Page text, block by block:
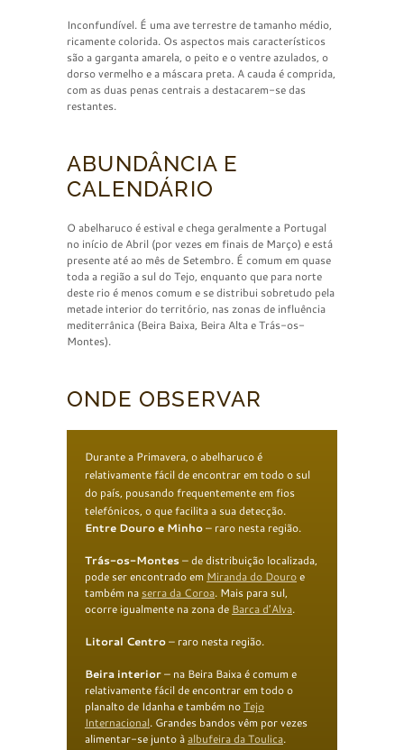
Inconfundível. É uma ave terrestre de tamanho médio,
ricamente colorida. Os aspectos mais característicos
são a garganta amarela, o peito e o ventre azulados, o
dorso vermelho e a máscara preta. A cauda é comprida,
com as duas penas centrais a destacarem-se das
restantes.
ABUNDÂNCIA E
CALENDÁRIO
O abelharuco é estival e chega geralmente a Portugal
no início de Abril (por vezes em finais de Março) e está
presente até ao mês de Setembro. É comum em quase
toda a região a sul do Tejo, enquanto que para norte
deste rio é menos comum e se distribui sobretudo pela
metade interior do território, nas zonas de influência
mediterrânica (Beira Baixa, Beira Alta e Trás-os-
Montes).
ONDE OBSERVAR
Durante a Primavera, o abelharuco é
relativamente fácil de encontrar em todo o sul
do país, pousando frequentemente em fios
telefónicos, o que facilita a sua detecção.
Entre Douro e Minho– raro nesta região.
Trás-os-Montes– de distribuição localizada,
pode ser encontrado em Miranda do Douroe
também na serra da Coroa. Mais para sul,
ocorre igualmente na zona de Barca d’Alva.
Litoral Centro– raro nesta região.
Beira interior– na Beira Baixa é comum e
relativamente fácil de encontrar em todo o
planalto de Idanha e também noTejo
Internacional. Grandes bandos vêm por vezes
alimentar-se junto àalbufeira da Toulica.